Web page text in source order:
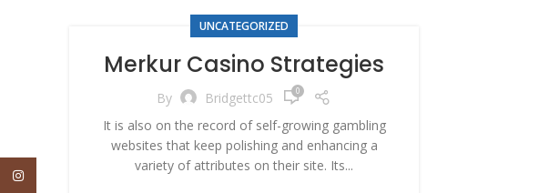
UNCATEGORIZED
Merkur Casino Strategies
By Bridgettc05 0
It is also on the record of self-growing gambling
websites that keep polishing and enhancing a
variety of attributes on their site. Its...